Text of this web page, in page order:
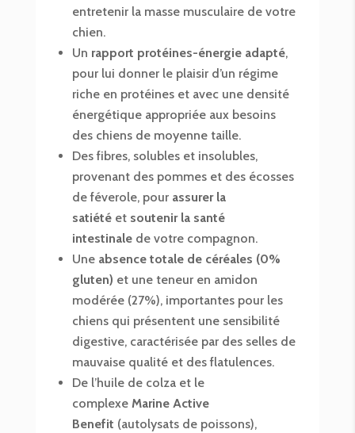
entretenir la masse musculaire de votre
chien.
Un rapport protéines-énergie adapté,
pour lui donner le plaisir d’un régime
riche en protéines et avec une densité
énergétique appropriée aux besoins
des chiens de moyenne taille.
Des fibres, solubles et insolubles,
provenant des pommes et des écosses
de féverole, pour assurer la
satiétéet soutenir la santé
intestinalede votre compagnon.
Une absence totale de céréales (0%
gluten) et une teneur en amidon
modérée (27%), importantes pour les
chiens qui présentent une sensibilité
digestive, caractérisée par des selles de
mauvaise qualité et des flatulences.
De l’huile de colza et le
complexe Marine Active
Benefit (autolysats de poissons),